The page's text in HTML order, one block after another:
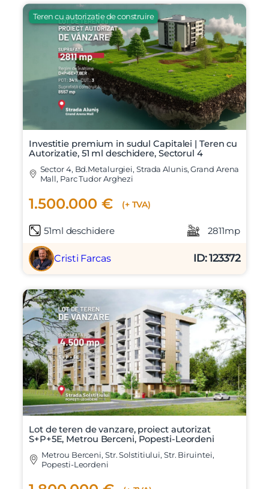
Teren cu autorizatie de construire
Investitie premium in sudul Capitalei | Teren cu
Autorizatie, 51 ml deschidere, Sectorul 4
Sector 4, Bd.Metalurgiei, Strada Alunis, Grand Arena
Mall, Parc Tudor Arghezi
1.500.000 € (+ TVA)
51ml deschidere 2811mp
Cristi Farcas ID: 123372
Lot de teren de vanzare, proiect autorizat
S+P+5E, Metrou Berceni, Popesti-Leordeni
Metrou Berceni, Str. Solstitiului, Str. Biruintei,
Popesti-Leordeni